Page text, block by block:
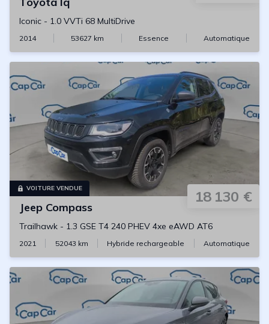
Iconic - 1.0 VVTi 68 MultiDrive
2014 53627 km Essence Automatique
VOITURE VENDUE 18 130 €
Jeep Compass
Trailhawk - 1.3 GSE T4 240 PHEV 4xe eAWD AT6
2021 52043 km Hybride rechargeable Automatique